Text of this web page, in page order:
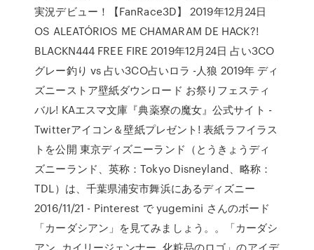
実況デビュー！【FanRace3D】 2019年12月24日
OS ALEATÓRIOS ME CHAMARAM DE HACK?!
BLACKN444 FREE FIRE 2019年12月24日 占い3CO
グレー釣り vs 占い3CO占いロラ -人狼 2019年 ディ
ズニーストア壁紙ダウンロード お祭りフェスティ
バル! KAエスマ文庫『典薬寮の魔女』公式サイト -
Twitterアイコン＆壁紙プレゼント! 表紙ラフイラス
トを公開 東京ディズニーランド（とうきょうディ
ズニーランド、英称：Tokyo Disneyland、略称：
TDL）は、千葉県浦安市舞浜にあるディズニー
2016/11/21 - Pinterest で yugemini さんのボード
「カーダシアン」を見てみましょう。。「カーダシ
アン, カイリージェンナー, 化粧品のロゴ」のアイデ